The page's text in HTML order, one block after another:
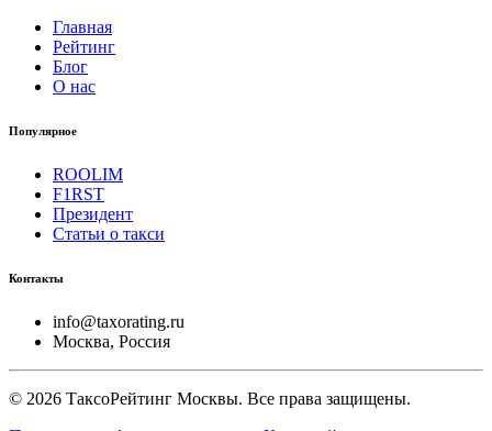
Главная
Рейтинг
Блог
О нас
Популярное
ROOLIM
F1RST
Президент
Статьи о такси
Контакты
info@taxorating.ru
Москва, Россия
© 2026 ТаксоРейтинг Москвы. Все права защищены.